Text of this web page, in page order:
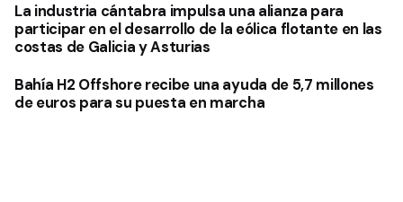
La industria cántabra impulsa una alianza para
participar en el desarrollo de la eólica flotante en las
costas de Galicia y Asturias
Bahía H2 Offshore recibe una ayuda de 5,7 millones
de euros para su puesta en marcha